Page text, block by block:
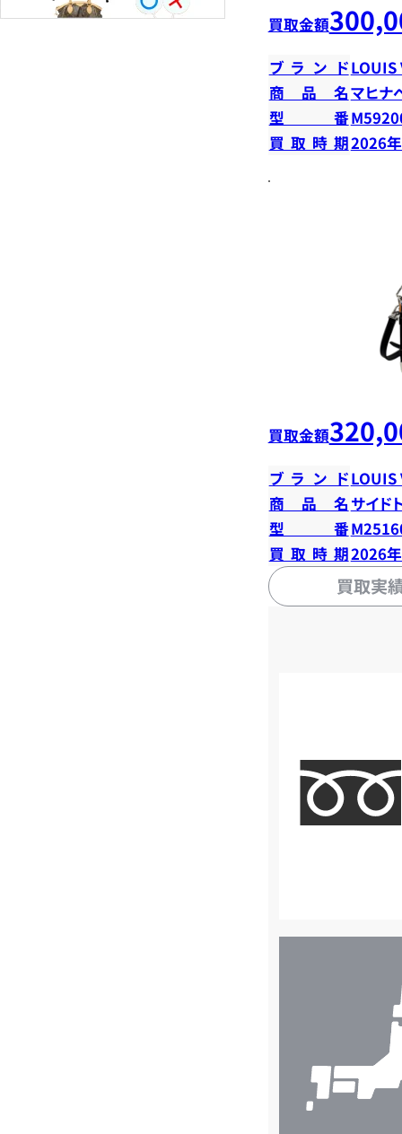
買取金額
ブランドLOUIS
商品名マヒナ
型番
買取時期2026
買取金額
ブランドLOUIS
商品名 サイド
型番
買取時期2026
買取実